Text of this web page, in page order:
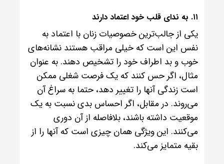
۱۱. به ندای قلب خود اعتماد دارند
یکی از جالب‌ترین خصوصیات زنان با اعتماد به
نفس این است که خیلی مراقب هستند نشانه‌های
خوب و بد اطراف خود را تشخیص دهند. به عنوان
مثال، اگر حس کنند که یک فرصت شغلی ممکن
است زندگی آنها را تغییر دهد، حتما به سراغ آن
می‌روند. در مقابل، اگر احساس بدی نسبت به یک
موقعیت داشته باشند، بلافاصله از آن دوری
می‌کنند. این ویژگی همان چیزی است که آنها را از
بقیه متمایز می‌کند.